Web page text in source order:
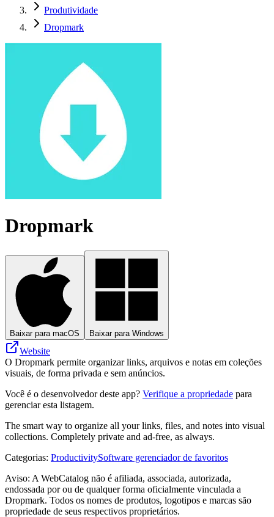
Produtividade
Dropmark
Dropmark
Baixar para macOS Baixar para Windows
Website
O Dropmark permite organizar links, arquivos e notas em coleções
visuais, de forma privada e sem anúncios.
Você é o desenvolvedor deste app? Verifique a propriedade para
gerenciar esta listagem.
The smart way to organize all your links, files, and notes into visual
collections. Completely private and ad-free, as always.
Categorias: ProductivitySoftware gerenciador de favoritos
Aviso: A WebCatalog não é afiliada, associada, autorizada,
endossada por ou de qualquer forma oficialmente vinculada a
Dropmark. Todos os nomes de produtos, logotipos e marcas são
propriedade de seus respectivos proprietários.